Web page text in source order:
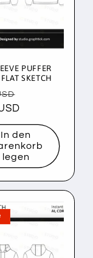
PUFFER
SKETCH
In den
legen